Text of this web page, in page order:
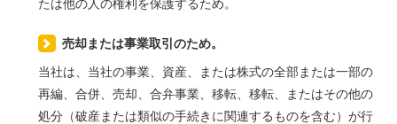
たは他の人の権利を保護するため。
売却または事業取引のため。
当社は、当社の事業、資産、または株式の全部または一部の
再編、合併、売却、合弁事業、移転、移転、またはその他の
処分（破産または類似の手続きに関連するものを含む）が行